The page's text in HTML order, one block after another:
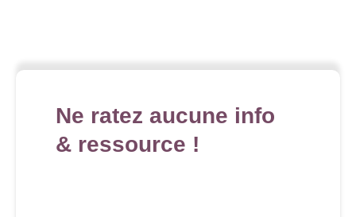
Ne ratez aucune info
& ressource !